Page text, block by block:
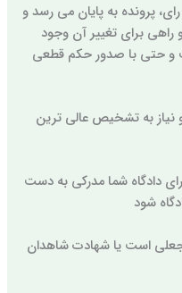
پرونده به پایان می رسد و
برای تغییر آن وجود
و حتی با صدور حکم قطعی
نیاز به تشخیص عالی ترین
دادگاه شما مدرکی به دست
شود
است یا شهادت شاهدان